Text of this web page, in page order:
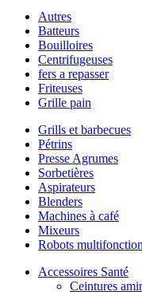
Autres
Batteurs
Bouilloires
Centrifugeuses
fers a repasser
Friteuses
Grille pain
Grills et barbecues
Pétrins
Presse Agrumes
Sorbetières
Aspirateurs
Blenders
Machines à café
Mixeurs
Robots multifonction
Accessoires Santé
Ceintures